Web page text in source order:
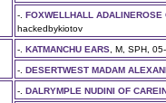
-.FOXWELLHALL ADALINEROSE
hackedbykiotov
-.KATMANCHU EARS , M, SPH,
-.DESERTWEST MADAM
-.DALRYMPLE NUDINI OF